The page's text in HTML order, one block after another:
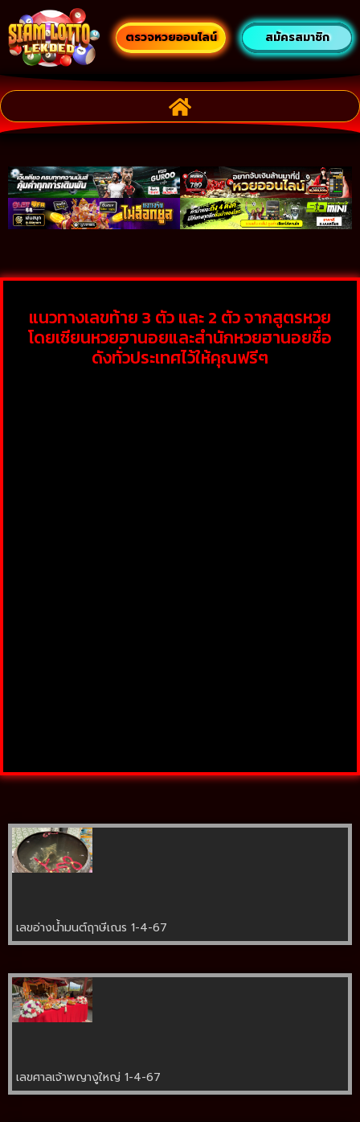
ตรวจหวยออนไลน์ สมัครสมาชิก
แนวทางเลขท้าย 3 ตัว และ 2 ตัว จากสูตรหวย
โดยเซียนหวยฮานอยและสำนักหวยฮานอยชื่อ
ดังทั่วประเทศไว้ให้คุณฟรีๆ
เลขอ่างน้ำมนต์ฤาษีเณร 1-4-67
เลขศาลเจ้าพญางูใหญ่ 1-4-67